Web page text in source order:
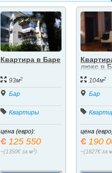
Квартира в Баре
93м2
Бар
Квартиры
цена (евро):
125 550
~(1350€ за м2)
люкс в
104м2
Бар
цена
190
~(1827€ за м